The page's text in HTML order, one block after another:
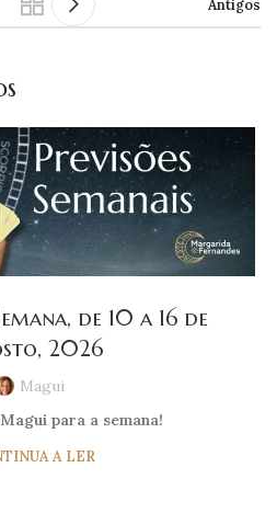
Antigos
de 10 a 16 de
2026
Magui
para a semana!
A LER